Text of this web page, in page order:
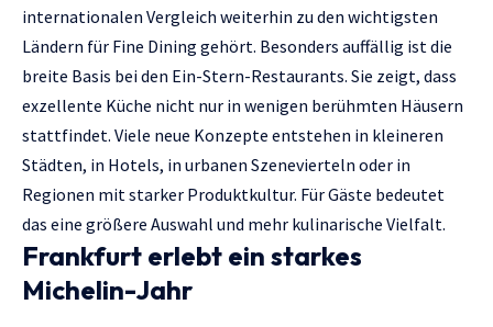
internationalen Vergleich weiterhin zu den wichtigsten
Ländern für Fine Dining gehört. Besonders auffällig ist die
breite Basis bei den Ein-Stern-Restaurants. Sie zeigt, dass
exzellente Küche nicht nur in wenigen berühmten Häusern
stattfindet. Viele neue Konzepte entstehen in kleineren
Städten, in Hotels, in urbanen Szenevierteln oder in
Regionen mit starker Produktkultur. Für Gäste bedeutet
das eine größere Auswahl und mehr kulinarische Vielfalt.
Frankfurt erlebt ein starkes
Michelin-Jahr